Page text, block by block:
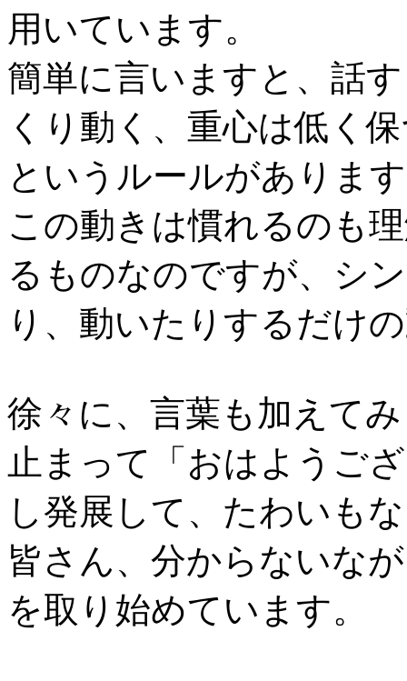
用いています。
簡単に言いますと、話
くり動く、重心は低く
というルールがありま
この動きは慣れるのも
るものなのですが、シ
り、動いたりするだけ
徐々に、言葉も加えて
止まって「おはようご
し発展して、たわいも
皆さん、分からないな
を取り始めています。